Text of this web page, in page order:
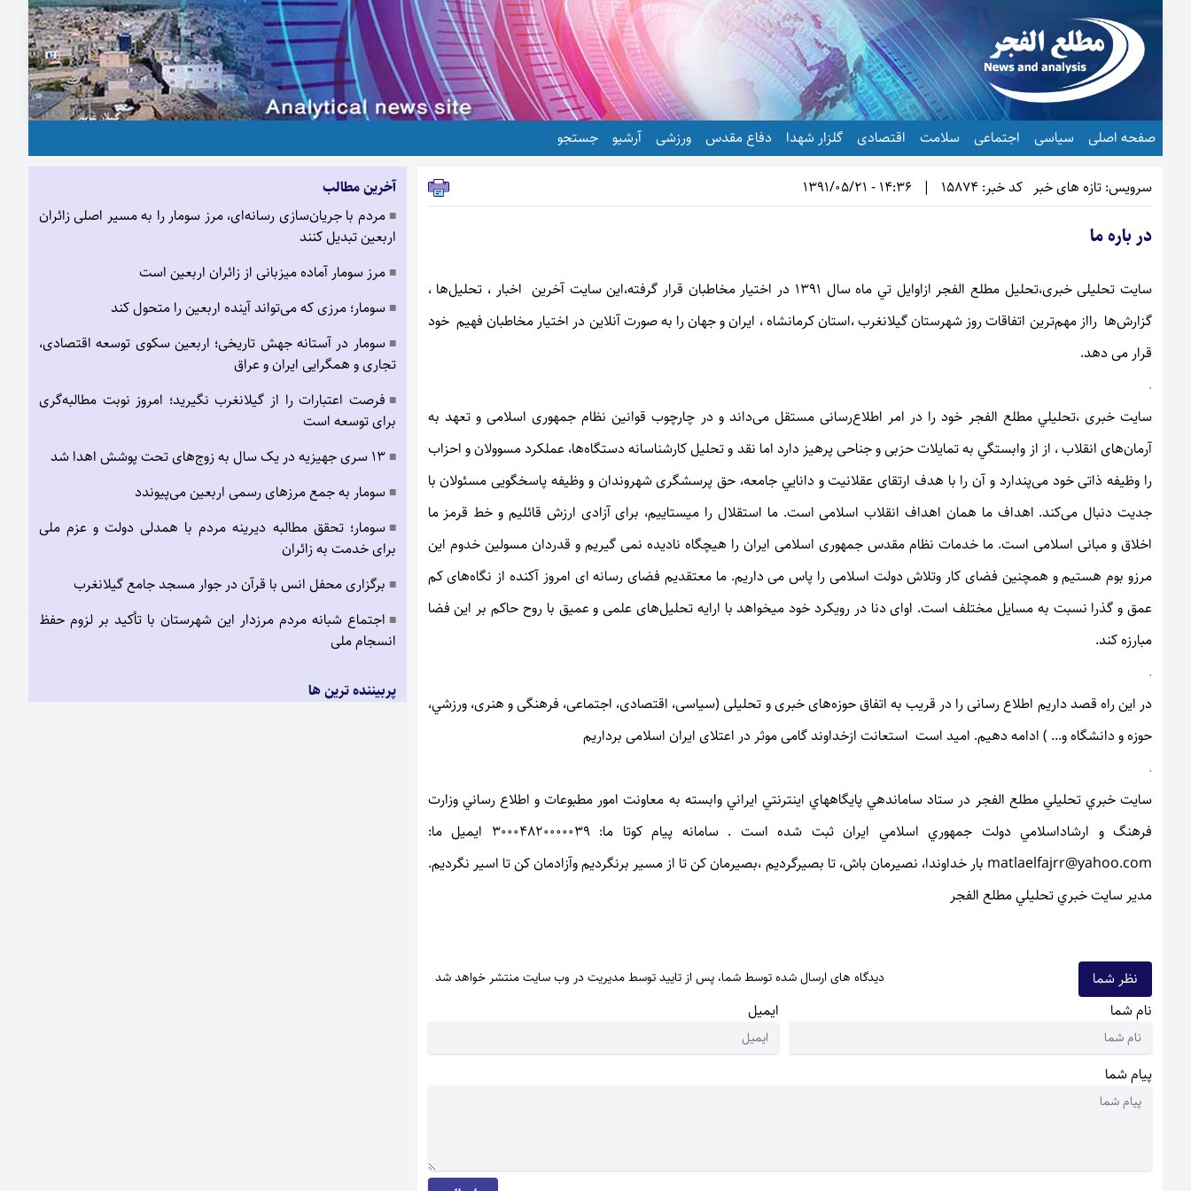
صفحه اصلی سیاسی اجتماعی سلامت اقتصادی گلزار شهدا دفاع مقدس ورزشی آرشیو جستجو
سرویس: تازه های خبر کد خبر: 15874 |
14:36 - 1391/05/21
در باره ما
سایت تحلیلی خبری،تحليل مطلع الفجر ازاوایل تي ماه سال 1391 در اختیار مخاطبان قرار گرفته،این سایت آخرین اخبار ، تحلیل‌ها ،
گزارش‌ها رااز مهم‌ترین اتفاقات روز شهرستان گيلانغرب ،استان كرمانشاه ، ایران و جهان را به صورت آنلاین در اختیار مخاطبان فهيم خود
قرار می دهد.
.
سایت خبری ،تحليلي مطلع الفجر خود را در امر اطلاع‌رسانی مستقل می‌داند و در چارچوب قوانین نظام جمهوری اسلامی و تعهد به
آرمان‌های انقلاب ، از از وابستگي به تمایلات حزبی و جناحی پرهیز دارد اما نقد و تحلیل کارشناسانه دستگاه‌ها، عملکرد مسوولان و احزاب
را وظیفه ذاتی خود می‌پندارد و آن را با هدف ارتقای عقلانيت و دانايي جامعه، حق پرسشگری شهروندان و وظیفه پاسخگویی مسئولان با
جدیت دنبال می‌کند. اهداف ما همان اهداف انقلاب اسلامی است. ما استقلال را می‏ستاییم، برای آزادی ارزش قائلیم و خط قرمز ما
اخلاق و مبانی اسلامی است. ما خدمات نظام مقدس جمهوری اسلامی ایران را هیچگاه نادیده نمی گیریم و قدردان مسولین خدوم این
مرزو بوم هستیم و همچنین فضای کار وتلاش دولت اسلامی را پاس می داریم. ما معتقدیم فضای رسانه ای امروز آکنده از نگاه‌ها‌ی کم
عمق و گذرا نسبت به مسايل مختلف است. اوای دنا در رویکرد خود می‏خواهد با ارايه تحلیل‌ها‌ی علمی و عمیق با روح حاکم بر این فضا
مبارزه کند.
.
در این راه قصد داریم اطلاع رسانی را در قریب به اتفاق حوزه‌ها‌ی خبری و تحلیلی (سیاسی، اقتصادی، اجتماعی، فرهنگی و هنری، ورزشي،
حوزه و دانشگاه و... ) ادامه دهیم. اميد است استعانت ازخداوند گامی موثر در اعتلای ایران اسلامی برداریم
.
سایت خبري تحليلي مطلع الفجر در ستاد ساماندهي پايگاههاي اينترنتي ايراني وابسته به معاونت امور مطبوعات و اطلاع رساني وزارت
فرهنگ و ارشاداسلامي دولت جمهوري اسلامي ايران ثبت شده است . سامانه پیام کوتا ما: 30004820000039 ایمیل ما:
matlaelfajrr@yahoo.com بار خداوندا، نصیرمان باش، تا بصیرگردیم ،بصیرمان کن تا از مسیر برنگردیم وآزادمان کن تا اسیر نگردیم.
مدیر سایت خبري تحليلي مطلع الفجر
نظر شما دیدگاه های ارسال شده توسط شما، پس از تایید توسط مدیریت در وب سایت منتشر خواهد شد
نام شما ایمیل
پیام شما
آخرین مطالب
■ مردم با جریان‌سازی رسانه‌ای، مرز سومار را به مسیر اصلی زائران
اربعین تبدیل کنند
■ مرز سومار آماده میزبانی از زائران اربعین است
■ سومار؛ مرزی که می‌تواند آینده اربعین را متحول کند
■ سومار در آستانه جهش تاریخی؛ اربعین سکوی توسعه اقتصادی،
تجاری و همگرایی ایران و عراق
■ فرصت اعتبارات را از گیلانغرب نگیرید؛ امروز نوبت مطالبه‌گری
برای توسعه است
■ ۱۳ سری جهیزیه در یک سال به زوج‌های تحت پوشش اهدا شد
■ سومار به جمع مرزهای رسمی اربعین می‌پیوندد
■ سومار؛ تحقق مطالبه دیرینه مردم با همدلی دولت و عزم ملی
برای خدمت به زائران
■ برگزاری محفل انس با قرآن در جوار مسجد جامع گیلانغرب
■ اجتماع شبانه مردم مرزدار این شهرستان با تأکید بر لزوم حفظ
انسجام ملی
پربیننده ترین ها